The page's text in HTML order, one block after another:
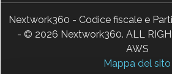
Nextwork360 - Codice fiscale e
- © 2026 Nextwork360. ALL
AWS
Mappa del sito